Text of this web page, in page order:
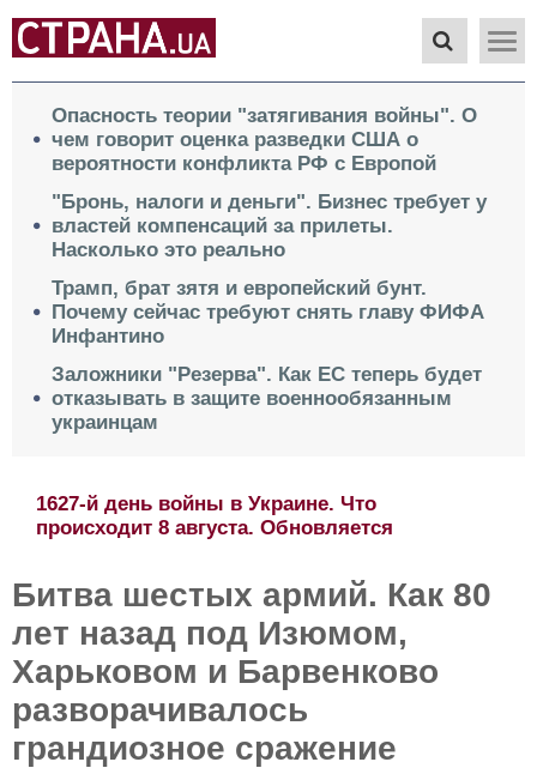
Опасность теории "затягивания войны". О
чем говорит оценка разведки США о
вероятности конфликта РФ с Европой
"Бронь, налоги и деньги". Бизнес требует у
властей компенсаций за прилеты.
Насколько это реально
Трамп, брат зятя и европейский бунт.
Почему сейчас требуют снять главу ФИФА
Инфантино
Заложники "Резерва". Как ЕС теперь будет
отказывать в защите военнообязанным
украинцам
1627-й день войны в Украине. Что
происходит 8 августа. Обновляется
Битва шестых армий. Как 80
лет назад под Изюмом,
Харьковом и Барвенково
разворачивалось
грандиозное сражение